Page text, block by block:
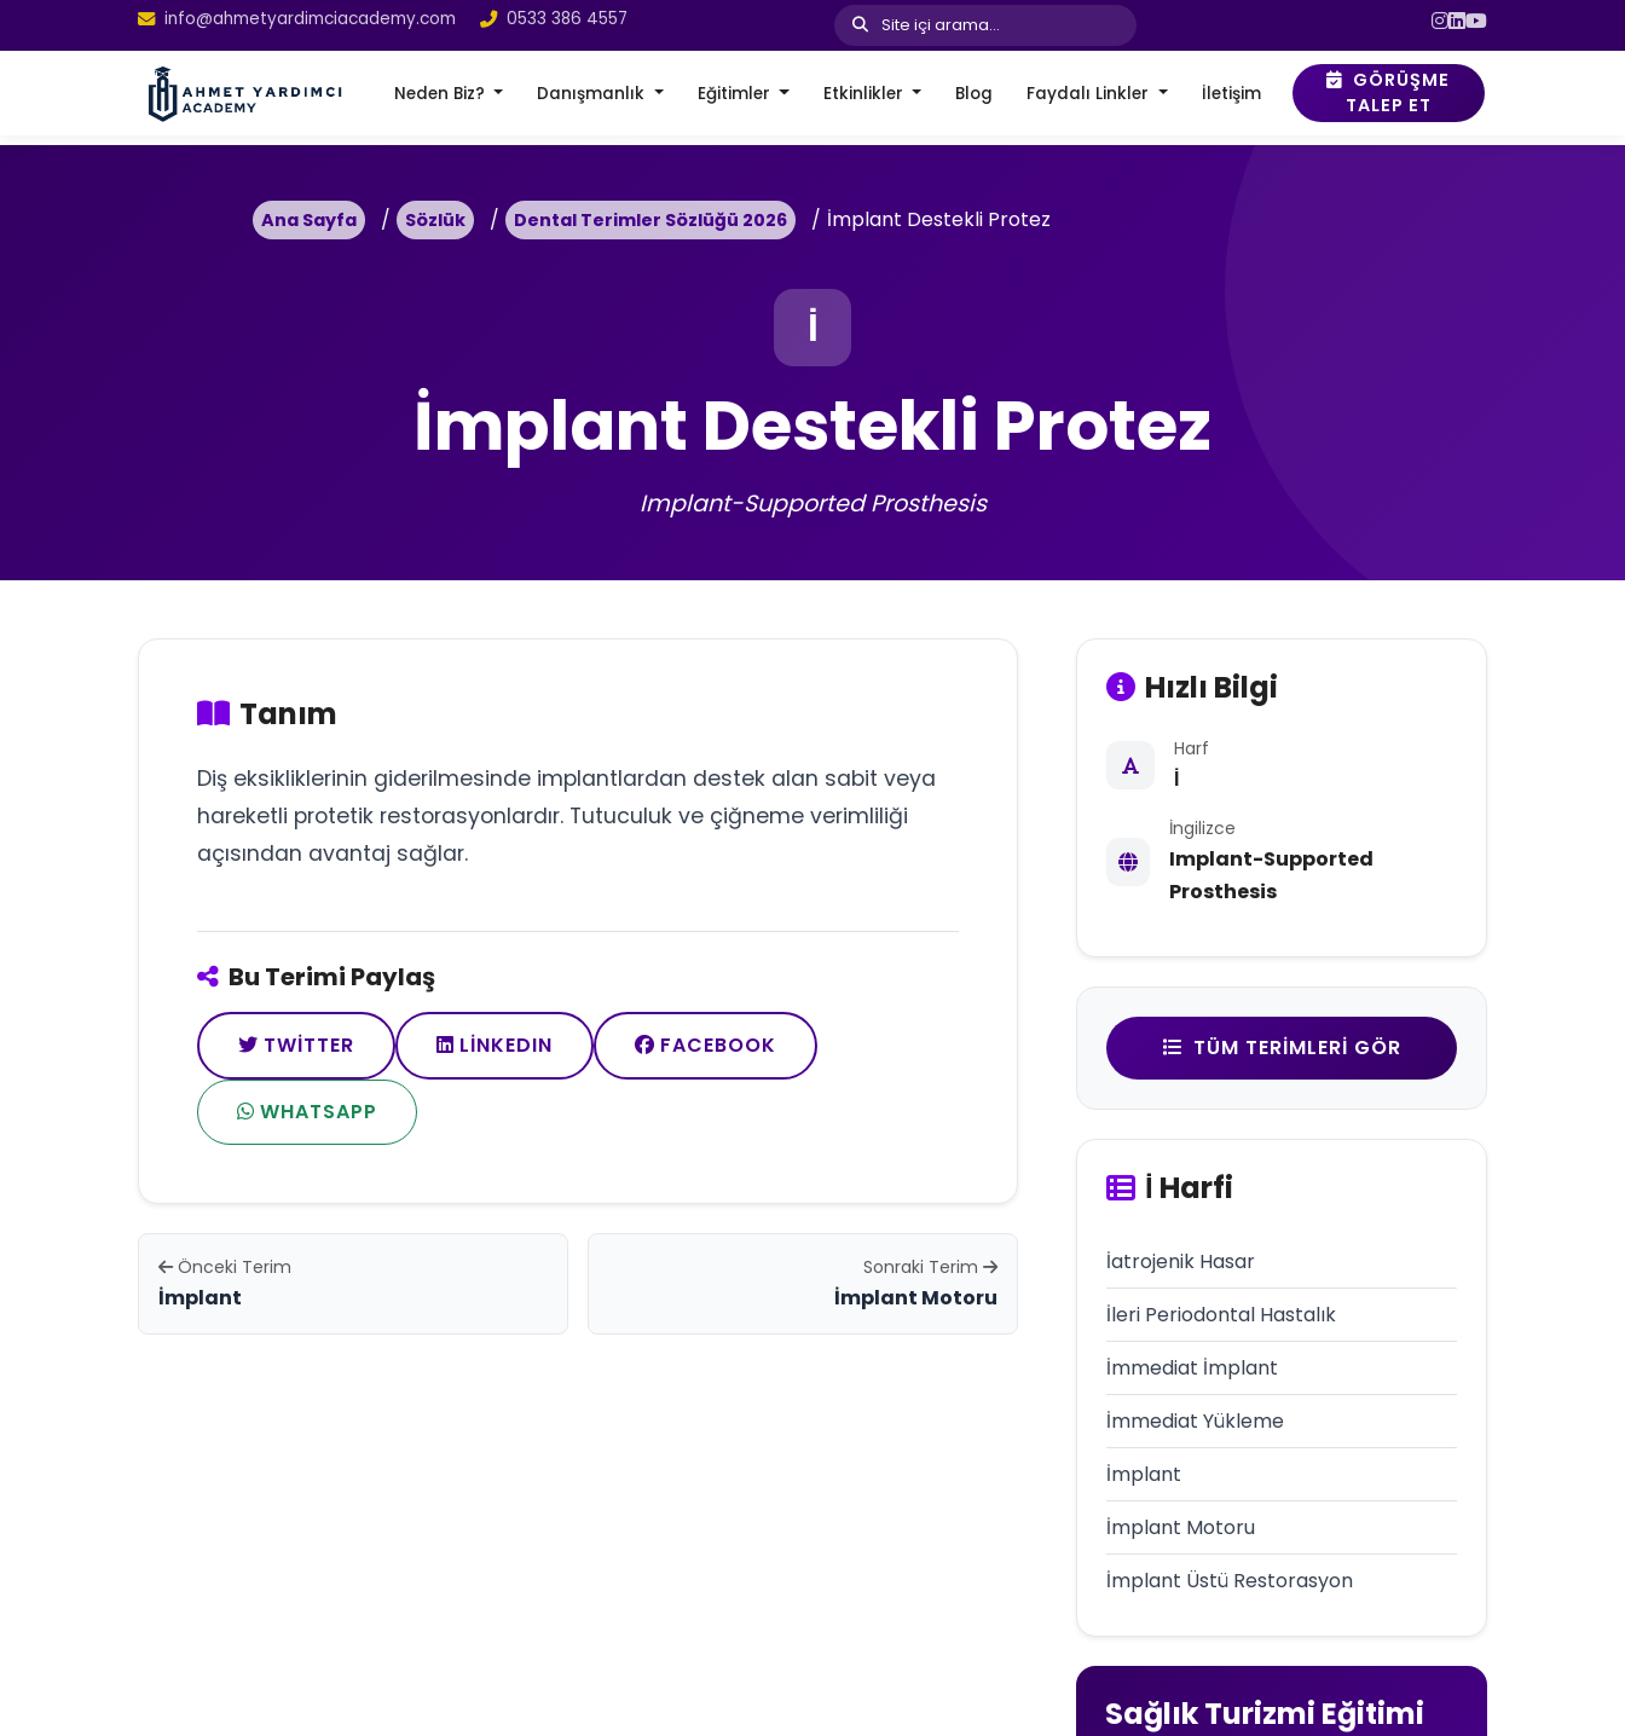
info@ahmetyardimciacademy.com 0533 386 4557 Site içi arama...
Neden Biz? Danışmanlık Eğitimler Etkinlikler Blog Faydalı Linkler İletişim
GÖRÜŞME
TALEP ET
Ana Sayfa Sözlük Dental Terimler Sözlüğü 2026 İmplant Destekli Protez
İ
İmplant Destekli Protez
Implant-Supported Prosthesis
Tanım
Diş eksikliklerinin giderilmesinde implantlardan destek alan sabit veya
hareketli protetik restorasyonlardır. Tutuculuk ve çiğneme verimliliği
açısından avantaj sağlar.
Bu Terimi Paylaş
TWITTER LINKEDIN FACEBOOK
WHATSAPP
Önceki Terim
İmplant
Sonraki Terim
İmplant Motoru
Hızlı Bilgi
Harf
İ
İngilizce
Implant-Supported
Prosthesis
TÜM TERIMLERI GÖR
İ Harfi
İatrojenik Hasar
İleri Periodontal Hastalık
İmmediat İmplant
İmmediat Yükleme
İmplant
İmplant Motoru
İmplant Üstü Restorasyon
Sağlık Turizmi Eğitimi